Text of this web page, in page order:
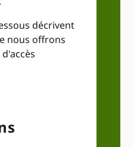
décrivent
nous offrons